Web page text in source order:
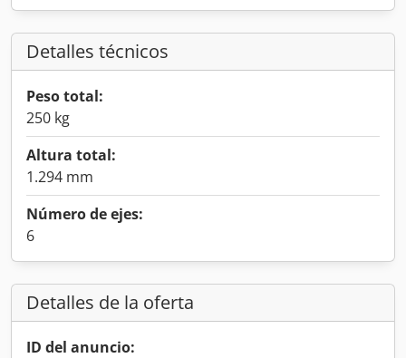
Detalles técnicos
Peso total:
250 kg
Altura total:
1.294 mm
Número de ejes:
6
Detalles de la oferta
ID del anuncio: